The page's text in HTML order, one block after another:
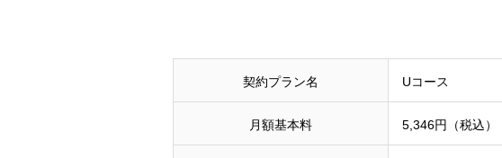
契約プラン名 Uコース
月額基本料 5,346円（税込）